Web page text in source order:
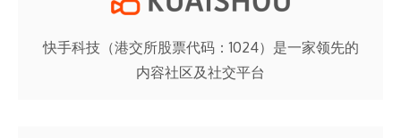
快手科技（港交所股票代码：1024）是一家领先的
内容社区及社交平台